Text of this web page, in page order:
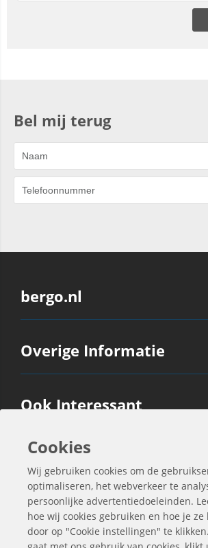
Bel mij terug
bergo.nl
Overige Informatie
Ook Interessant
Contactgegevens
Cookies
Wij gebruiken cookies om de
optimaliseren, het webverkeer te
persoonlijke advertentiedoeleinden.
hoe wij cookies gebruiken en hoe je
door op "Cookie instellingen" te